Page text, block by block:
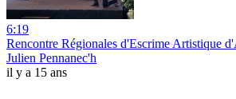
6:19
Rencontre Régionales d'Escrime Artistique
Julien Pennanec'h
il y a 15 ans